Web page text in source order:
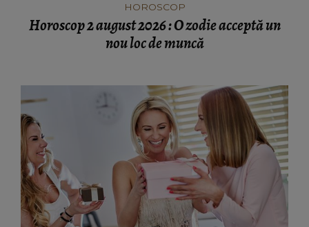
HOROSCOP
Horoscop 2 august 2026 : O zodie acceptă un
nou loc de muncă